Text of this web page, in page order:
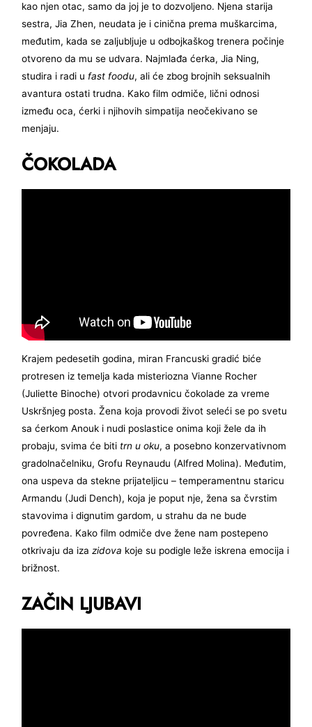
kao njen otac, samo da joj je to dozvoljeno. Njena starija
sestra, Jia Zhen, neudata je i cinična prema muškarcima,
međutim, kada se zaljubljuje u odbojkaškog trenera počinje
otvoreno da mu se udvara. Najmlađa ćerka, Jia Ning,
studira i radi u fast foodu, ali će zbog brojnih seksualnih
avantura ostati trudna. Kako film odmiče, lični odnosi
između oca, ćerki i njihovih simpatija neočekivano se
menjaju.
ČOKOLADA
Krajem pedesetih godina, miran Francuski gradić biće
protresen iz temelja kada misteriozna Vianne Rocher
(Juliette Binoche) otvori prodavnicu čokolade za vreme
Uskršnjeg posta. Žena koja provodi život seleći se po svetu
sa ćerkom Anouk i nudi poslastice onima koji žele da ih
probaju, svima će biti trn u oku, a posebno konzervativnom
gradolnačelniku, Grofu Reynaudu (Alfred Molina). Međutim,
ona uspeva da stekne prijateljicu – temperamentnu staricu
Armandu (Judi Dench), koja je poput nje, žena sa čvrstim
stavovima i dignutim gardom, u strahu da ne bude
povređena. Kako film odmiče dve žene nam postepeno
otkrivaju da izazidova koje su podigle leže iskrena emocija i
brižnost.
ZAČIN LJUBAVI